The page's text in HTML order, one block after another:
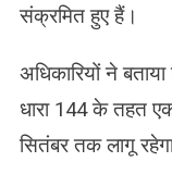
संक्रमित हुए हैं।
अधिकारियों ने
धारा 144 के तहत
सितंबर तक लागू